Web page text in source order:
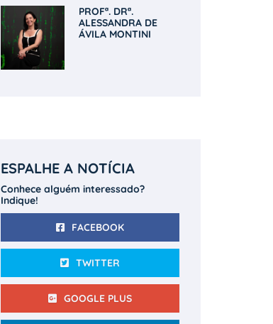
PROFª. DRª.
ALESSANDRA DE
ÁVILA MONTINI
ESPALHE A NOTÍCIA
Conhece alguém interessado?
Indique!
FACEBOOK
TWITTER
GOOGLE PLUS